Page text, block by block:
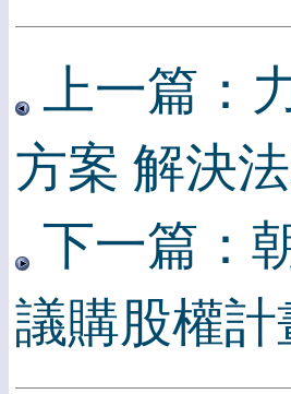
上一篇：
方案 解決
下一篇：
議購股權計